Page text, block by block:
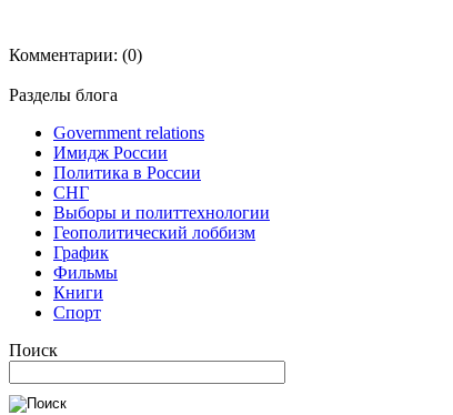
Комментарии: (0)
Разделы блога
Government relations
Имидж России
Политика в России
СНГ
Выборы и политтехнологии
Геополитический лоббизм
График
Фильмы
Книги
Спорт
Поиск